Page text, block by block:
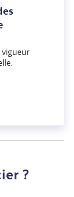
vigueur
?